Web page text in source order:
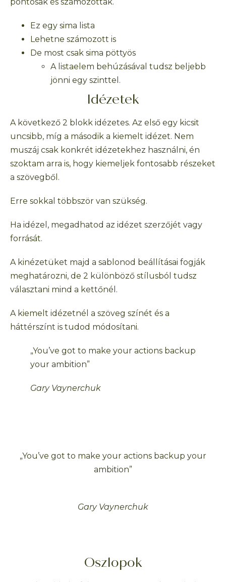
Ez egy sima lista
Lehetne számozott is
De most csak sima pöttyös
A listaelem behúzásával tudsz beljebb
jönni egy szinttel.
Idézetek
A következő 2 blokk idézetes. Az első egy kicsit
uncsibb, míg a második a kiemelt idézet. Nem
muszáj csak konkrét idézetekhez használni, én
szoktam arra is, hogy kiemeljek fontosabb részeket
a szövegből.
Erre sokkal többször van szükség.
Ha idézel, megadhatod az idézet szerzőjét vagy
forrását.
A kinézetüket majd a sablonod beállításai fogják
meghatározni, de 2 különböző stílusból tudsz
választani mind a kettőnél.
A kiemelt idézetnél a szöveg színét és a
háttérszínt is tudod módosítani.
„You’ve got to make your actions backup
your ambition”
Gary Vaynerchuk
„You’ve got to make your actions backup your
ambition”
Gary Vaynerchuk
Oszlopok